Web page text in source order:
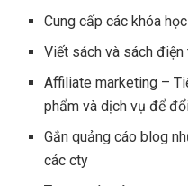
Cung cấp các khóa
Viết sách và sách điện
Affiliate marketing –
phẩm và dịch vụ để
Gắn quảng cáo blog
các cty